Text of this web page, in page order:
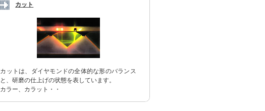
カット
カットは、ダイヤモンドの全体的な形のバランス
と、研磨の仕上げの状態を表しています。
カラー、カラット・・